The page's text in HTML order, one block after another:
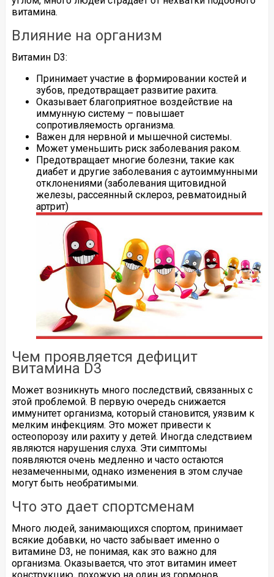
витамина.
Влияние на организм
Витамин D3:
Принимает участие в формировании костей и
зубов, предотвращает развитие рахита.
Оказывает благоприятное воздействие на
иммунную систему – повышает
сопротивляемость организма.
Важен для нервной и мышечной системы.
Может уменьшить риск заболевания раком.
Предотвращает многие болезни, такие как
диабет и другие заболевания с аутоиммунными
отклонениями (заболевания щитовидной
железы, рассеянный склероз, ревматоидный
артрит)
Чем проявляется дефицит
витамина D3
Может возникнуть много последствий, связанных с
этой проблемой. В первую очередь снижается
иммунитет организма, который становится, уязвим к
мелким инфекциям. Это может привести к
остеопорозу или рахиту у детей. Иногда следствием
являются нарушения слуха. Эти симптомы
появляются очень медленно и часто остаются
незамеченными, однако изменения в этом случае
могут быть необратимыми.
Что это дает спортсменам
Много людей, занимающихся спортом, принимает
всякие добавки, но часто забывает именно о
витамине D3, не понимая, как это важно для
организма. Оказывается, что этот витамин имеет